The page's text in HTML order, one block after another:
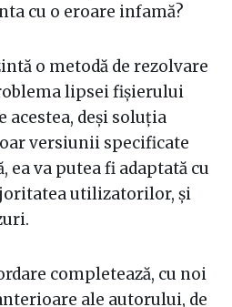
cu o eroare infamă?
o metodă de rezolvare
lipsei fișierului
acestea, deși soluția
versiunii specificate
ea va putea fi adaptată cu
utilizatorilor, și
completează, cu noi
ale autorului, de